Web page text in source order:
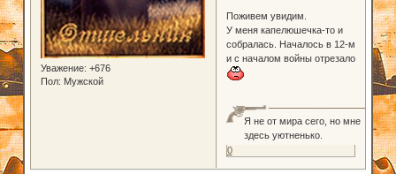
Уважение: +676
Пол: Мужской
Поживем увидим.
У меня капелюшечка-то и
собралась. Началось в 12-м
и с началом войны отрезало
Я не от мира сего, но мне
здесь уютненько.
0